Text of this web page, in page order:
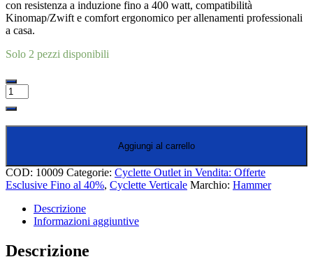
con resistenza a induzione fino a 400 watt, compatibilità
Kinomap/Zwift e comfort ergonomico per allenamenti professionali
a casa.
Solo 2 pezzi disponibili
Hammer
Presidio
Cyclette
Ergometro
Aggiungi al carrello
COD: 10009 Categorie: Cyclette Outlet in Vendita: Offerte
Esclusive Fino al 40%, Cyclette Verticale Marchio: Hammer
Descrizione
Informazioni aggiuntive
Descrizione